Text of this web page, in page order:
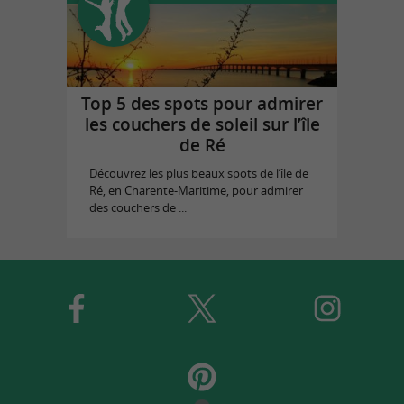
Top 5 des spots pour admirer
les couchers de soleil sur l’île
de Ré
Découvrez les plus beaux spots de l’île de
Ré, en Charente-Maritime, pour admirer
des couchers de ...